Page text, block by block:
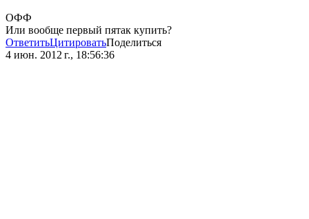
ОФФ
Или вообще первый пятак купить?
ОтветитьЦитироватьПоделиться
4 июн. 2012 г., 18:56:36